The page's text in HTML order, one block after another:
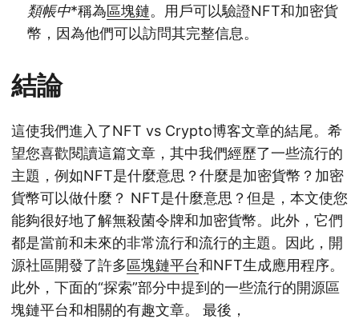
類帳中*稱為區塊鏈。用戶可以驗證NFT和加密貨
幣，因為他們可以訪問其完整信息。
結論
這使我們進入了NFT vs Crypto博客文章的結尾。希
望您喜歡閱讀這篇文章，其中我們經歷了一些流行的
主題，例如NFT是什麼意思？什麼是加密貨幣？加密
貨幣可以做什麼？ NFT是什麼意思？但是，本文使您
能夠很好地了解無殺菌令牌和加密貨幣。此外，它們
都是當前和未來的非常流行和流行的主題。因此，開
源社區開發了許多區塊鏈平台和NFT生成應用程序。
此外，下面的“探索”部分中提到的一些流行的開源區
塊鏈平台和相關的有趣文章。 最後，